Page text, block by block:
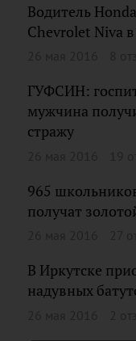
Водитель
Chevrolet Niva
ГУФСИН:
мужчина
стражу
965
получат
В Иркутске
надувных